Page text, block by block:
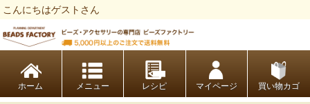
こんにちはゲストさん
ホーム レシピ マイページ 買い物カゴ